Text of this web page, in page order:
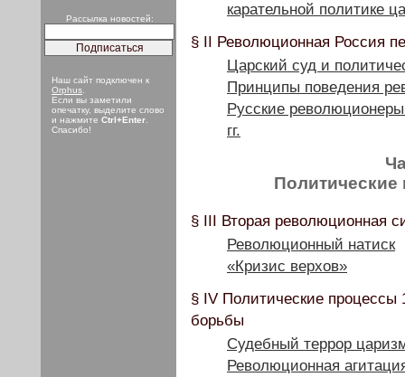
Рассылка новостей:
Наш сайт подключен к
Orphus
Если вы заметили
опечатку, выделите слово
и нажмите Ctrl+Enter
Спасибо!
карательной политике
§ II Революционная Россия
Царский суд и
Принципы поведения
Русские
гг.
Политические
§ III Вторая революционная
Революционный натиск
«Кризис верхов»
§ IV Политические процессы
борьбы
Судебный террор
Революционная